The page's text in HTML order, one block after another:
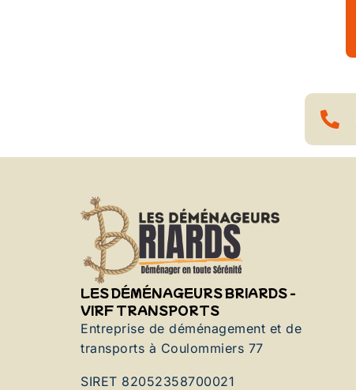
LES DÉMÉNAGEURS BRIARDS -
VIRF TRANSPORTS
Entreprise de déménagement et de
transports à Coulommiers 77
SIRET 82052358700021